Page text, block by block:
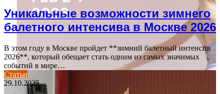
Уникальные возможности зимнего
балетного интенсива в Москве 2026
В этом году в Москве пройдет **зимний балетный интенсив
2026**, который обещает стать одним из самых значимых
событий в мире…
Статьи
29.10.2025